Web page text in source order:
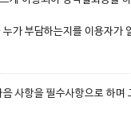
가 부담하는지를 이용자가
사항을 필수사항으로 하며